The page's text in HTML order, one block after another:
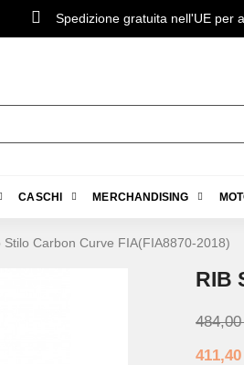
Spedizione gratuita nell'UE per
CASCHI MERCHANDISING
Stilo Carbon Curve FIA​​(FIA8870-2018)
RIB